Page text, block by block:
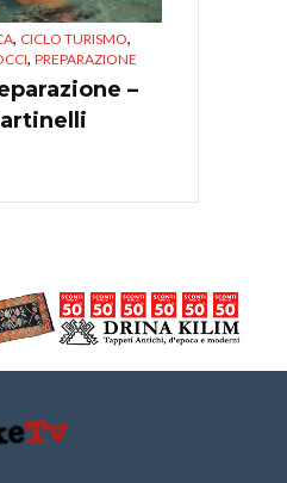
, CICLO TURISMO,
, PREPARAZIONE
–